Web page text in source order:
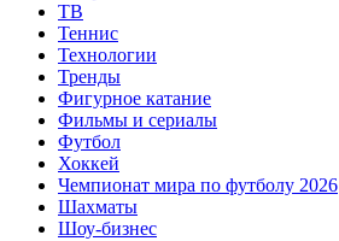
ТВ
Теннис
Технологии
Тренды
Фигурное катание
Фильмы и сериалы
Футбол
Хоккей
Чемпионат мира по футболу 2026
Шахматы
Шоу-бизнес